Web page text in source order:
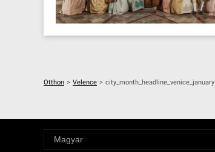
Otthon > Velence > city_month_headline_venice_january